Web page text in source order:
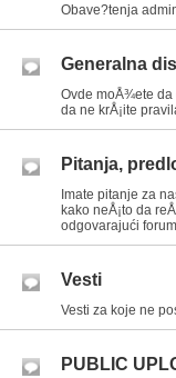
Obave?tenja
Generalna
Ovde moÅ¾ete da
da ne krÅ¡ite
Pitanja,
Imate pitanje za
kako neÅ¡to da
odgovarajući
Vesti
Vesti za koje ne
PUBLIC